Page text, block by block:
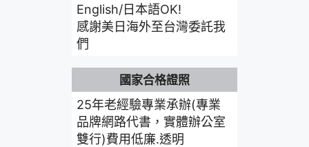
English/日本語OK!
感謝美日海外至台灣委託我
們
國家合格證照
25年老經驗專業承辦(專業
品牌網路代書，實體辦公室
雙行)費用低廉.透明